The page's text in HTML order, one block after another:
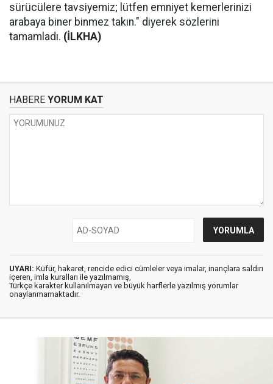
sürücülere tavsiyemiz; lütfen emniyet kemerlerinizi
arabaya biner binmez takın." diyerek sözlerini
tamamladı. (İLKHA)
HABERE YORUM KAT
UYARI: Küfür, hakaret, rencide edici cümleler veya imalar, inançlara saldırı
içeren, imla kuralları ile yazılmamış,
Türkçe karakter kullanılmayan ve büyük harflerle yazılmış yorumlar
onaylanmamaktadır.